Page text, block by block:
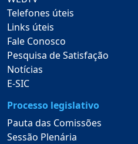
Telefones úteis
Links úteis
Fale Conosco
Pesquisa de Satisfação
Notícias
E-SIC
Processo legislativo
Pauta das Comissões
Sessão Plenária